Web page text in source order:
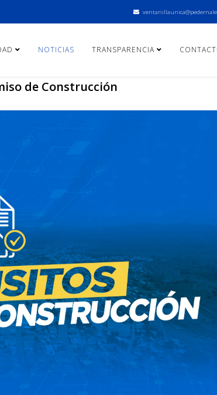
NOTICIAS TRANSPARENCIA
de Construcción